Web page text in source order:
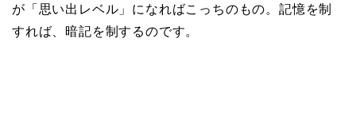
が「思い出レベル」になればこっちのもの。記憶を制
すれば、暗記を制するのです。